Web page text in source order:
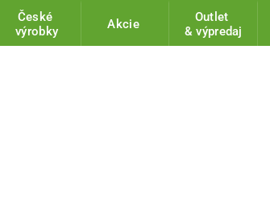
České
výrobky
Akcie
Outlet
& výpredaj